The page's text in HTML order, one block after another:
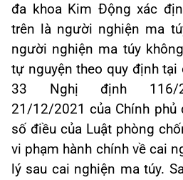
đa khoa Kim Động xác
trên là người nghiện ma
người nghiện ma túy
tự nguyện theo quy định
33 Nghị định 116/
21/12/2021 của Chính
số điều của Luật phòng
vi phạm hành chính về cai
lý sau cai nghiện ma túy.